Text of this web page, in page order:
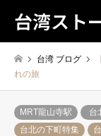
台湾スト
台湾 ブログ
れの旅
MRT龍山寺駅 台
台北の下町特集